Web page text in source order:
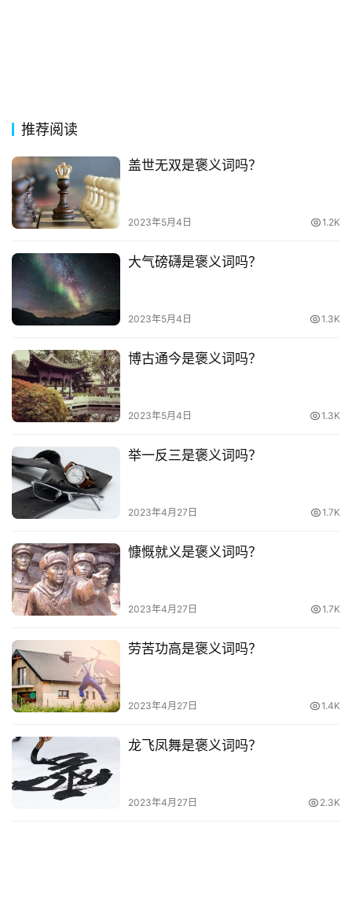
常
贺
词
网
络
热
词
电
影
台
词
他
词
语
推荐阅读
盖世无双是褒义词吗？
2023年5月4日 1.2K
大气磅礴是褒义词吗？
2023年5月4日 1.3K
博古通今是褒义词吗？
2023年5月4日 1.3K
举一反三是褒义词吗？
2023年4月27日 1.7K
慷慨就义是褒义词吗？
2023年4月27日 1.7K
劳苦功高是褒义词吗？
2023年4月27日 1.4K
龙飞凤舞是褒义词吗？
2023年4月27日 2.3K